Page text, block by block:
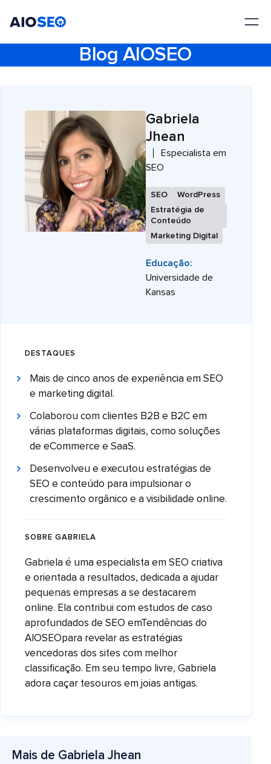
Blog AIOSEO
Gabriela
Jhean
Especialista em
SEO
SEO
WordPress
Estratégia de
Conteúdo
Marketing Digital
Educação:
Universidade de
Kansas
DESTAQUES
Mais de cinco anos de experiência em SEO
e marketing digital.
Colaborou com clientes B2B e B2C em
várias plataformas digitais, como soluções
de eCommerce e SaaS.
Desenvolveu e executou estratégias de
SEO e conteúdo para impulsionar o
crescimento orgânico e a visibilidade online.
SOBRE GABRIELA
Gabriela é uma especialista em SEO criativa
e orientada a resultados, dedicada a ajudar
pequenas empresas a se destacarem
online. Ela contribui com estudos de caso
aprofundados de SEO emTendências do
AIOSEOpara revelar as estratégias
vencedoras dos sites com melhor
classificação. Em seu tempo livre, Gabriela
adora caçar tesouros em joias antigas.
Mais de Gabriela Jhean